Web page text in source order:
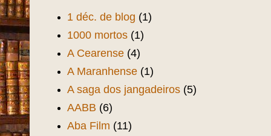
►2011 (185)
►2010(289)
►2009(81)
°°° MARCADORES °°°
1 déc. de blog
1000 mortos (1)